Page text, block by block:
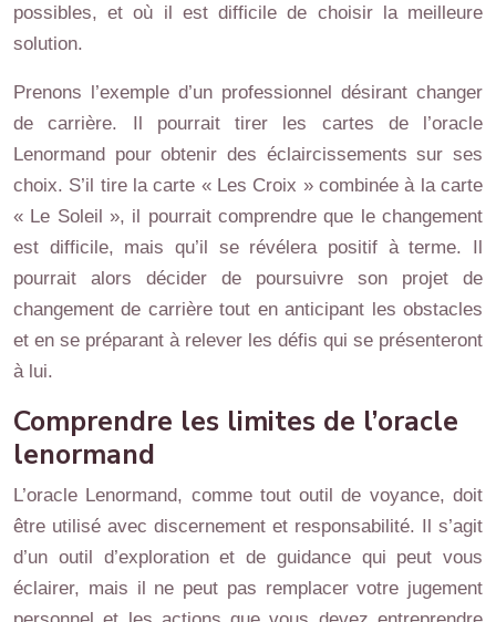
possibles, et où il est difficile de choisir la meilleure
solution.
Prenons l’exemple d’un professionnel désirant changer
de carrière. Il pourrait tirer les cartes de l’oracle
Lenormand pour obtenir des éclaircissements sur ses
choix. S’il tire la carte « Les Croix » combinée à la carte
« Le Soleil », il pourrait comprendre que le changement
est difficile, mais qu’il se révélera positif à terme. Il
pourrait alors décider de poursuivre son projet de
changement de carrière tout en anticipant les obstacles
et en se préparant à relever les défis qui se présenteront
à lui.
Comprendre les limites de l’oracle
lenormand
L’oracle Lenormand, comme tout outil de voyance, doit
être utilisé avec discernement et responsabilité. Il s’agit
d’un outil d’exploration et de guidance qui peut vous
éclairer, mais il ne peut pas remplacer votre jugement